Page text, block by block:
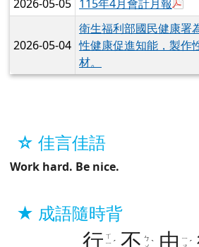
選無人報名，不足額訂
月 9 日賡續辦理第 2 次
115年5月會計月報
度第1次代理、代課教
2026-05-11
115年公務人員特種考試
員及外交行政人員考試
重要
營造無菸支持環
與菸品危害宣導